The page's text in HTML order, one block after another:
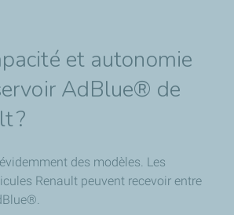
et autonomie
AdBlue® de
?
des modèles. Les
Renault peuvent recevoir entre